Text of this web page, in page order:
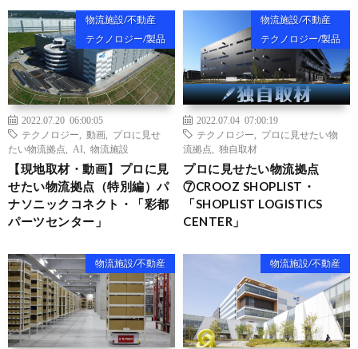
物流施設/不動産
テクノロジー/製品
2022.07.20 06:00:05
テクノロジー
動画
プロに見せ
たい物流拠点
AI 物流施設
【現地取材・動画】プロに見
せたい物流拠点（特別編）パ
ナソニックコネクト・「彩都
パーツセンター」
物流施設/不動産
テクノロジー/製品
2022.07.04 07:00:19
テクノロジー
プロに見せたい物
流拠点
独自取材
プロに見せたい物流拠点
⑦CROOZ SHOPLIST・
「SHOPLIST LOGISTICS
CENTER」
物流施設/不動産 物流施設/不動産